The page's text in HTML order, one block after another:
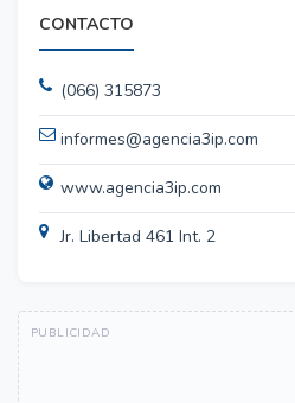
CONTACTO
(066) 315873
informes@agencia3ip.com
www.agencia3ip.com
Jr. Libertad 461 Int. 2